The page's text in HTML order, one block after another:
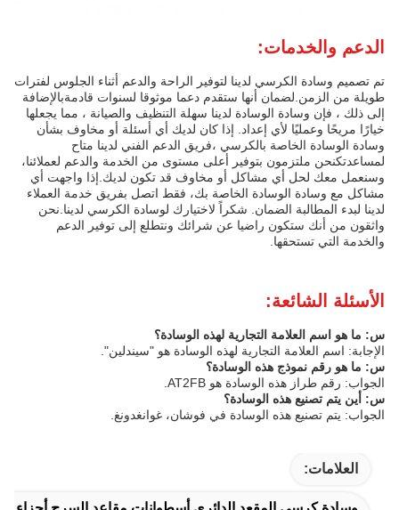
الدعم والخدمات:
تم تصميم وسادة الكرسي لدينا لتوفير الراحة والدعم أثناء الجلوس لفترات
طويلة من الزمن.لضمان أنها ستقدم دعما موثوقا لسنوات قادمةبالإضافة
إلى ذلك ، فإن وسادة الوسادة لدينا سهلة التنظيف والصيانة ، مما يجعلها
خيارًا مريحًا وعمليًا لأي إعداد. إذا كان لديك أي أسئلة أو مخاوف بشأن
وسادة الوسادة الخاصة بالكرسي ،فريق الدعم الفني لدينا متاح
لمساعدتكنحن ملتزمون بتوفير أعلى مستوى من الخدمة والدعم لعملائنا،
وسنعمل معك لحل أي مشاكل أو مخاوف قد تكون لديك.إذا واجهت أي
مشاكل مع وسادة الوسادة الخاصة بك، فقط اتصل بفريق خدمة العملاء
لدينا لبدء المطالبة الضمان. شكراً لاختيارك لوسادة الكرسي لدينا.نحن
واثقون من أنك ستكون راضيا عن شرائك ونتطلع إلى توفير الدعم
والخدمة التي تستحقها.
الأسئلة الشائعة:
س: ما هو اسم العلامة التجارية لهذه الوسادة؟
الإجابة: اسم العلامة التجارية لهذه الوسادة هو "سيندلين".
س: ما هو رقم نموذج هذه الوسادة؟
الجواب: رقم طراز هذه الوسادة هو AT2FB.
س: أين يتم تصنيع هذه الوسادة؟
الجواب: يتم تصنيع هذه الوسادة في فوشان، غوانغدونغ.
العلامات: